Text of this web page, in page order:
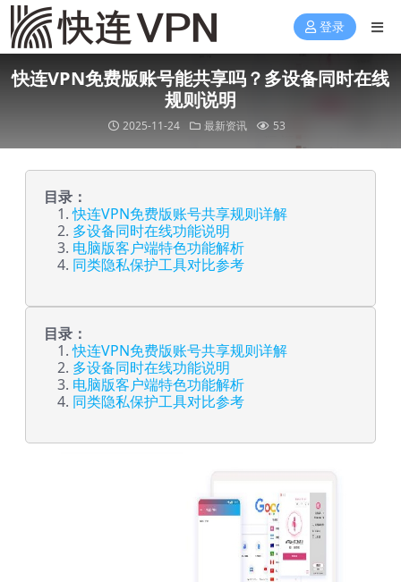
登录
快连VPN免费版账号能共享吗？多设备同时在线
规则说明
2025-11-24 最新资讯 53
目录：
快连VPN免费版账号共享规则详解
多设备同时在线功能说明
电脑版客户端特色功能解析
同类隐私保护工具对比参考
目录：
快连VPN免费版账号共享规则详解
多设备同时在线功能说明
电脑版客户端特色功能解析
同类隐私保护工具对比参考